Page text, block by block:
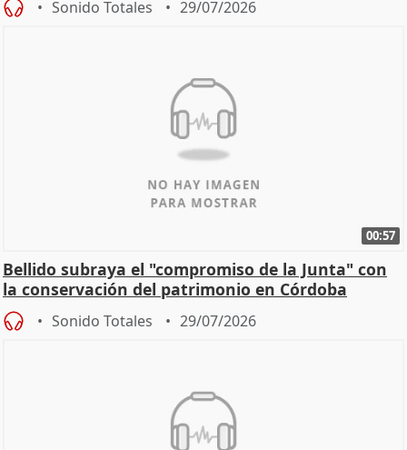
Sonido Totales 29/07/2026
00:57
Bellido subraya el "compromiso de la Junta" con
la conservación del patrimonio en Córdoba
Sonido Totales 29/07/2026